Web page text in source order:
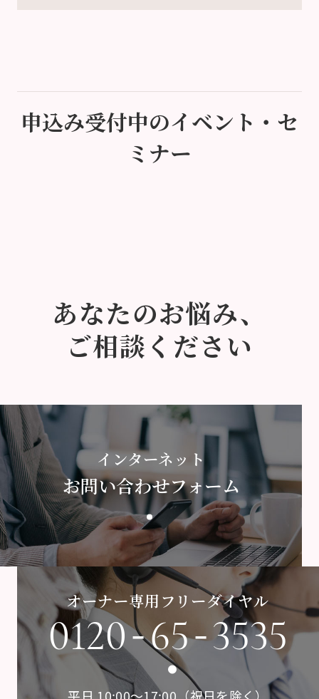
申込み受付中のイベント・セ
ミナー
あなたのお悩み、
ご相談ください
インターネット
お問い合わせフォーム
オーナー専用フリーダイヤル
0120-65-3535
平日 10:00〜17:00（祝日を除く）